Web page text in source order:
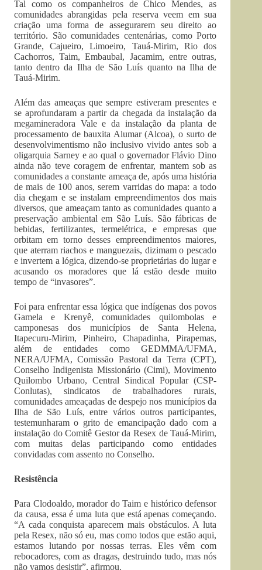
Tal como os companheiros de Chico Mendes, as
comunidades abrangidas pela reserva veem em sua
criação uma forma de assegurarem seu direito ao
território. São comunidades centenárias, como Porto
Grande, Cajueiro, Limoeiro, Tauá-Mirim, Rio dos
Cachorros, Taim, Embaubal, Jacamim, entre outras,
tanto dentro da Ilha de São Luís quanto na Ilha de
Tauá-Mirim.
Além das ameaças que sempre estiveram presentes e
se aprofundaram a partir da chegada da instalação da
megamineradora Vale e da instalação da planta de
processamento de bauxita Alumar (Alcoa), o surto de
desenvolvimentismo não inclusivo vivido antes sob a
oligarquia Sarney e ao qual o governador Flávio Dino
ainda não teve coragem de enfrentar, mantem sob as
comunidades a constante ameaça de, após uma história
de mais de 100 anos, serem varridas do mapa: a todo
dia chegam e se instalam empreendimentos dos mais
diversos, que ameaçam tanto as comunidades quanto a
preservação ambiental em São Luís. São fábricas de
bebidas, fertilizantes, termelétrica, e empresas que
orbitam em torno desses empreendimentos maiores,
que aterram riachos e manguezais, dizimam o pescado
e invertem a lógica, dizendo-se proprietárias do lugar e
acusando os moradores que lá estão desde muito
tempo de “invasores”.
Foi para enfrentar essa lógica que indígenas dos povos
Gamela e Krenyê, comunidades quilombolas e
camponesas dos municípios de Santa Helena,
Itapecuru-Mirim, Pinheiro, Chapadinha, Pirapemas,
além de entidades como GEDMMA/UFMA,
NERA/UFMA, Comissão Pastoral da Terra (CPT),
Conselho Indigenista Missionário (Cimi), Movimento
Quilombo Urbano, Central Sindical Popular (CSP-
Conlutas), sindicatos de trabalhadores rurais,
comunidades ameaçadas de despejo nos municípios da
Ilha de São Luís, entre vários outros participantes,
testemunharam o grito de emancipação dado com a
instalação do Comitê Gestor da Resex de Tauá-Mirim,
com muitas delas participando como entidades
convidadas com assento no Conselho.
Resistência
Para Clodoaldo, morador do Taim e histórico defensor
da causa, essa é uma luta que está apenas começando.
“A cada conquista aparecem mais obstáculos. A luta
pela Resex, não só eu, mas como todos que estão aqui,
estamos lutando por nossas terras. Eles vêm com
rebocadores, com as dragas, destruindo tudo, mas nós
não vamos desistir”, afirmou.